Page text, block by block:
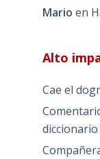
Mario en
Alto
Cae el